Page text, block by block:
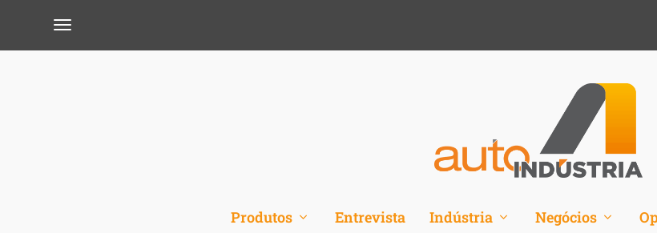
Produtos Entrevista Indústria Negócios